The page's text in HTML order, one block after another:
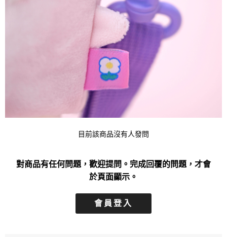
目前該商品沒有人發問
對商品有任何問題，歡迎提問。完成回覆的問題，才會
於頁面顯示。
會員登入